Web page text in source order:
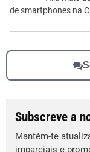
de smartphones na
Subscreve a
Mantém-te
imparciais e